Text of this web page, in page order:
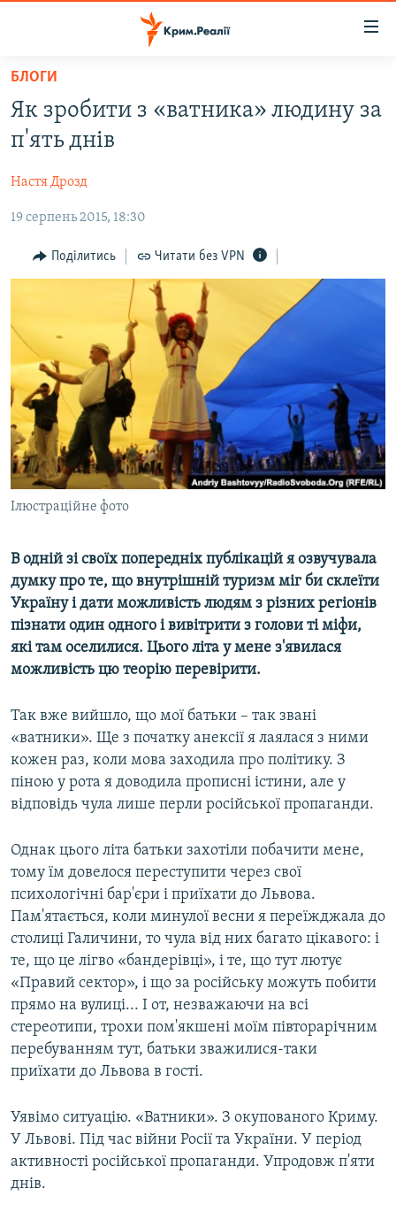
Перейти
основного
матеріалу
до
навігації
Перейти
ВОДА.КРИМ
ПОЛІТИКА
БЛОГИ
ПОГЛЯД
СПЕЦПРОЕКТИ
ДЕПОРТАЦІЯ
ВІДЕОУРОКИ «ELIFBE»
СВІДЧЕННЯ ОКУПАЦІЇ
УКРАЇНСЬКА ПРОБЛЕМА КРИМУ
ІНФОГРАФІКА
ЯК ОБІЙТИ БЛОКУВАННЯ
Русский
Qırımtatar
ДОЛУЧАЙСЯ!
Усі сайти RFE/RL
БЛОГИ
Як зробити з «ватника» людину за
п'ять днів
Настя Дрозд
19 серпень 2015, 18:30
Поділитись Читати без VPN
Ілюстраційне фото
В одній зі своїх попередніх публікацій я озвучувала
думку про те, що внутрішній туризм міг би склеїти
Україну і дати можливість людям з різних регіонів
пізнати один одного і вивітрити з голови ті міфи,
які там оселилися. Цього літа у мене з'явилася
можливість цю теорію перевірити.
Так вже вийшло, що мої батьки – так звані
«ватники». Ще з початку анексії я лаялася з ними
кожен раз, коли мова заходила про політику. З
піною у рота я доводила прописні істини, але у
відповідь чула лише перли російської пропаганди.
Однак цього літа батьки захотіли побачити мене,
тому їм довелося переступити через свої
психологічні бар'єри і приїхати до Львова.
Пам'ятається, коли минулої весни я переїжджала до
столиці Галичини, то чула від них багато цікавого: і
те, що це лігво «бандерівці», і те, що тут лютує
«Правий сектор», і що за російську можуть побити
прямо на вулиці... І от, незважаючи на всі
стереотипи, трохи пом'якшені моїм півторарічним
перебуванням тут, батьки зважилися-таки
приїхати до Львова в гості.
Уявімо ситуацію. «Ватники». З окупованого Криму.
У Львові. Під час війни Росії та України. У період
активності російської пропаганди. Упродовж п'яти
днів.